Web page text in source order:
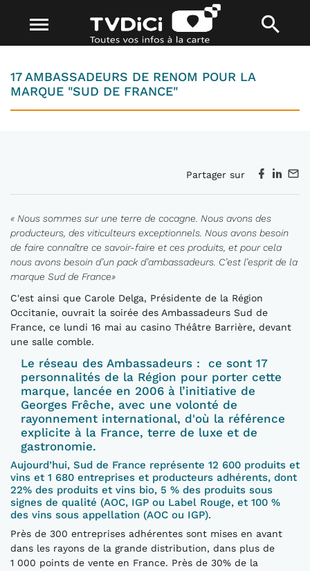
17 AMBASSADEURS DE RENOM POUR LA
MARQUE "SUD DE FRANCE"
Partager sur
« Nous sommes sur une terre de cocagne. Nous avons des
producteurs, des viticulteurs exceptionnels. Nous avons besoin
de faire connaître ce savoir-faire et ces produits, et pour cela
nous avons besoin d’un pack d’ambassadeurs. C’est l’esprit de la
marque Sud de France»
C'est ainsi que Carole Delga, Présidente de la Région
Occitanie, ouvrait la soirée des Ambassadeurs Sud de
France, ce lundi 16 mai au casino Théâtre Barrière, devant
une salle comble.
Le réseau des Ambassadeurs : ce sont 17
personnalités de la Région pour porter cette
marque, lancée en 2006 à l’initiative de
Georges Frêche, avec une volonté de
rayonnement international, d'où la référence
explicite à la France, terre de luxe et de
gastronomie.
Aujourd’hui, Sud de France représente 12 600 produits et
vins et 1 680 entreprises et producteurs adhérents, dont
22% des produits et vins bio, 5 % des produits sous
signes de qualité (AOC, IGP ou Label Rouge, et 100 %
des vins sous appellation (AOC ou IGP).
Près de 300 entreprises adhérentes sont mises en avant
dans les rayons de la grande distribution, dans plus de
1 000 points de vente en France. Près de 30% de la